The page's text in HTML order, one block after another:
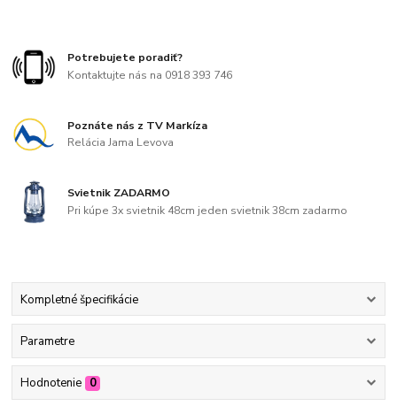
Potrebujete poradiť?
Kontaktujte nás na 0918 393 746
Poznáte nás z TV Markíza
Relácia Jama Levova
Svietnik ZADARMO
Pri kúpe 3x svietnik 48cm jeden svietnik 38cm zadarmo
Kompletné špecifikácie
Parametre
Hodnotenie 0